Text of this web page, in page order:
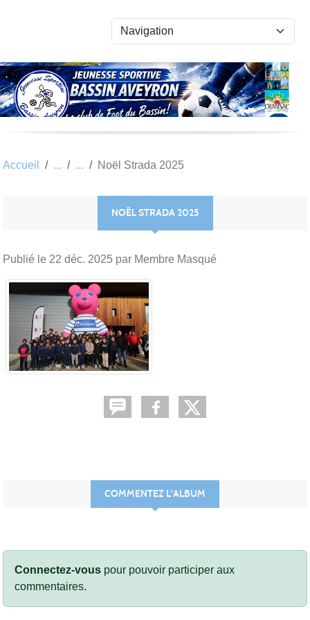
Accueil Noël Strada 2025
NOËL STRADA 2025
Publié le 22 déc. 2025 par Membre Masqué
COMMENTEZ L'ALBUM
Connectez-vous pour pouvoir participer aux
commentaires.